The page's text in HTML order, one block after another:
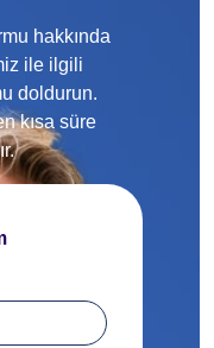
hakkında
ile ilgili
doldurun.
kısa süre